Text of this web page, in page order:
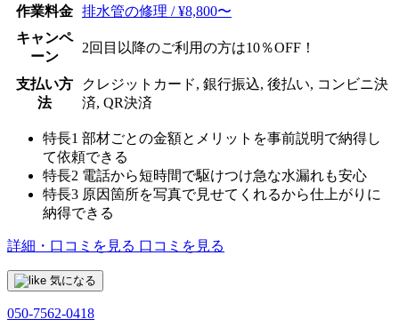
作業料金
排水管の修理 / ¥8,800〜
キャンペ
ーン
2回目以降のご利用の方は10％OFF！
支払い方
法
クレジットカード, 銀行振込, 後払い, コンビニ決
済, QR決済
特長1 部材ごとの金額とメリットを事前説明で納得し
て依頼できる
特長2 電話から短時間で駆けつけ急な水漏れも安心
特長3 原因箇所を写真で見せてくれるから仕上がりに
納得できる
詳細・口コミを見る 口コミを見る
気になる
050-7562-0418